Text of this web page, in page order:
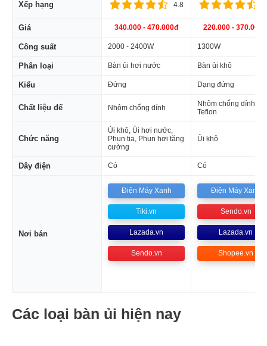
Xếp hạng 4.8
Giá 340.000 - 470.000đ 220.000 - 370.000
Công suất 2000 - 2400W 1300W
Phân loại Bàn ủi hơi nước Bàn ủi khô
Kiểu Đứng Dạng đứng
Chất liệu đế Nhôm chống dính
Nhôm chống dính
Teflon
Chức năng
Ủi khô, Ủi hơi nước,
Phun tia, Phun hơi tăng
cường
Ủi khô
Dây điện Có Có
Nơi bán
Điện Máy Xanh
Tiki.vn
Lazada.vn
Sendo.vn
Điện Máy Xanh
Sendo.vn
Lazada.vn
Shopee.vn
Các loại bàn ủi hiện nay